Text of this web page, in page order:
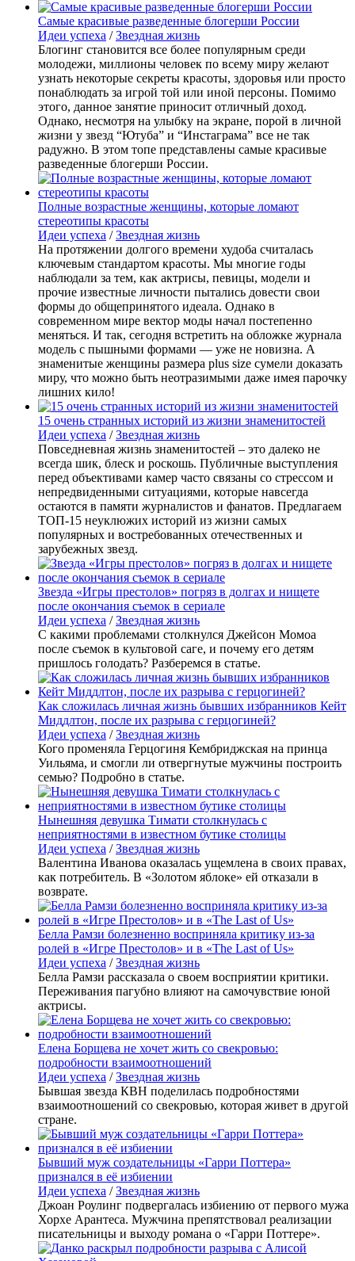
Самые красивые разведенные блогерши России
Идеи успеха /Звездная жизнь
Блогинг становится все более популярным среди
молодежи, миллионы человек по всему миру желают
узнать некоторые секреты красоты, здоровья или просто
понаблюдать за игрой той или иной персоны. Помимо
этого, данное занятие приносит отличный доход.
Однако, несмотря на улыбку на экране, порой в личной
жизни у звезд “Ютуба” и “Инстаграма” все не так
радужно. В этом топе представлены самые красивые
разведенные блогерши России.
Полные возрастные женщины, которые ломают
стереотипы красоты
Идеи успеха /Звездная жизнь
На протяжении долгого времени худоба считалась
ключевым стандартом красоты. Мы многие годы
наблюдали за тем, как актрисы, певицы, модели и
прочие известные личности пытались довести свои
формы до общепринятого идеала. Однако в
современном мире вектор моды начал постепенно
меняться. И так, сегодня встретить на обложке журнала
модель с пышными формами — уже не новизна. А
знаменитые женщины размера plus size сумели доказать
миру, что можно быть неотразимыми даже имея парочку
лишних кило!
15 очень странных историй из жизни знаменитостей
Идеи успеха /Звездная жизнь
Повседневная жизнь знаменитостей – это далеко не
всегда шик, блеск и роскошь. Публичные выступления
перед объективами камер часто связаны со стрессом и
непредвиденными ситуациями, которые навсегда
остаются в памяти журналистов и фанатов. Предлагаем
ТОП-15 неуклюжих историй из жизни самых
популярных и востребованных отечественных и
зарубежных звезд.
Звезда «Игры престолов» погряз в долгах и нищете
после окончания съемок в сериале
Идеи успеха /Звездная жизнь
С какими проблемами столкнулся Джейсон Момоа
после съемок в культовой саге, и почему его детям
пришлось голодать? Разберемся в статье.
Как сложилась личная жизнь бывших избранников Кейт
Миддлтон, после их разрыва с герцогиней?
Идеи успеха /Звездная жизнь
Кого променяла Герцогиня Кембриджская на принца
Уильяма, и смогли ли отвергнутые мужчины построить
семью? Подробно в статье.
Нынешняя девушка Тимати столкнулась с
неприятностями в известном бутике столицы
Идеи успеха /Звездная жизнь
Валентина Иванова оказалась ущемлена в своих правах,
как потребитель. В «Золотом яблоке» ей отказали в
возврате.
Белла Рамзи болезненно восприняла критику из-за
ролей в «Игре Престолов» и в «The Last of Us»
Идеи успеха /Звездная жизнь
Белла Рамзи рассказала о своем восприятии критики.
Переживания пагубно влияют на самочувствие юной
актрисы.
Елена Борщева не хочет жить со свекровью:
подробности взаимоотношений
Идеи успеха /Звездная жизнь
Бывшая звезда КВН поделилась подробностями
взаимоотношений со свекровью, которая живет в другой
стране.
Бывший муж создательницы «Гарри Поттера»
признался в её избиении
Идеи успеха /Звездная жизнь
Джоан Роулинг подвергалась избиению от первого мужа
Хорхе Арантеса. Мужчина препятствовал реализации
писательницы и выходу романа о «Гарри Поттере».